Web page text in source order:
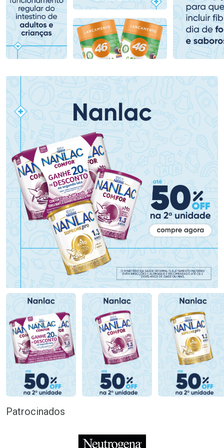
Comprar sem Desconto
Por R$ 75,99/cada
Comprar sem Desconto
Por R$ 75,99/cada
Comprar sem Desconto
Por R$ 39,99/cada
Comprar sem Desconto
Por R$ 39,99/cada
Patrocinados